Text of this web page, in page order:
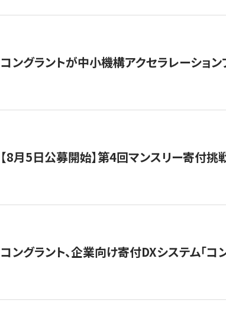
コングラントが中小機構アクセラレーショ
【8月5日公募開始】第4回マンスリー寄付
コングラント、企業向け寄付DXシステム「